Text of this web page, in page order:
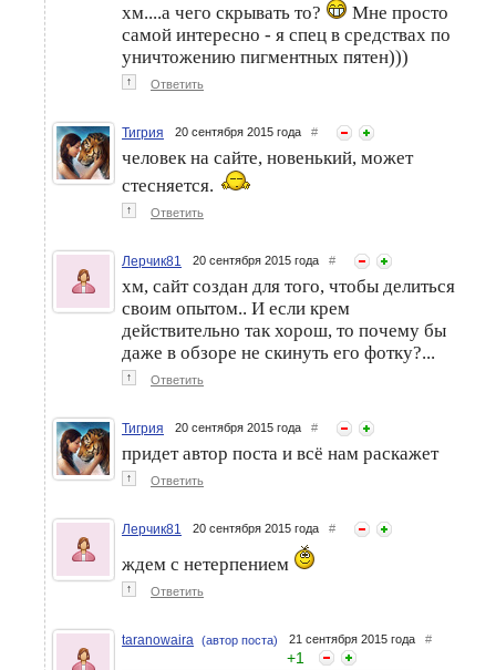
хм....а чего скрывать то?
Мне просто
самой интересно - я спец в средствах по
уничтожению пигментных пятен)))
↑ Ответить
Тигрия 20 сентября 2015 года #
человек на сайте, новенький, может
стесняется.
↑ Ответить
Лерчик81 20 сентября 2015 года #
хм, сайт создан для того, чтобы делиться
своим опытом.. И если крем
действительно так хорош, то почему бы
даже в обзоре не скинуть его фотку?...
↑ Ответить
Тигрия 20 сентября 2015 года #
придет автор поста и всё нам раскажет
↑ Ответить
Лерчик81 20 сентября 2015 года #
ждем с нетерпением
↑ Ответить
taranowaira (автор поста) 21 сентября 2015 года #
+1